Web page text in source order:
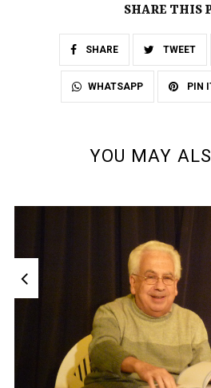
SHARE THIS
SHARE TWEET
WHATSAPP PIN
YOU MAY